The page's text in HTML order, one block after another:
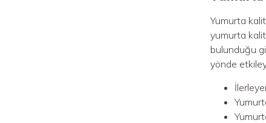
Yumurta
yumurta
bulunduğu
yönde